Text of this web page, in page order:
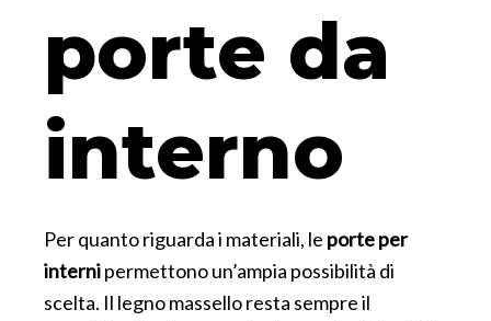
porte da
interno
Per quanto riguarda i materiali, le porte per
internipermettono un’ampia possibilità di
scelta. Il legno massello resta sempre il